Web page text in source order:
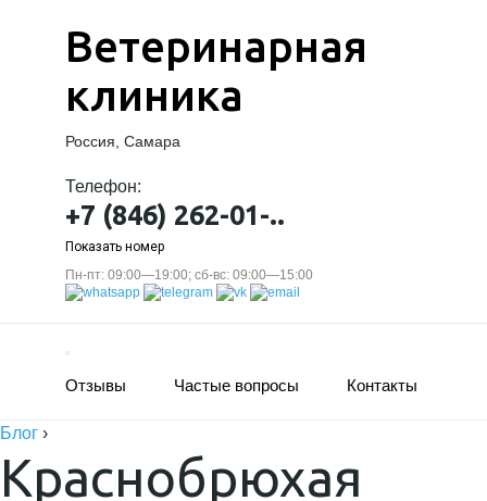
Ветеринарная
клиника
Россия, Самара
Телефон:
+7 (846) 262-01-..
Показать номер
Пн-пт: 09:00—19:00; сб-вс: 09:00—15:00
Отзывы Частые вопросы Контакты
Блог ›
Краснобрюхая